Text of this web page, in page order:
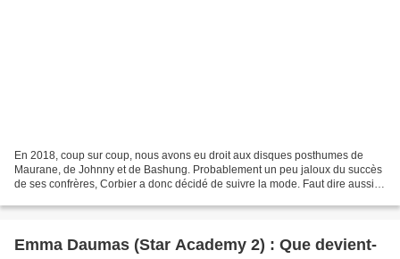
En 2018, coup sur coup, nous avons eu droit aux disques posthumes de
Maurane, de Johnny et de Bashung. Probablement un peu jaloux du succès
de ses confrères, Corbier a donc décidé de suivre la mode. Faut dire aussi
Emma Daumas (Star Academy 2) : Que devient-